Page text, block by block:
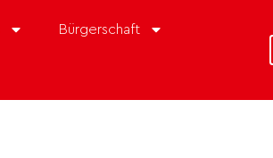
Bürgerschaft